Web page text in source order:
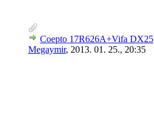
Coepto 17R626A+Vifa DX25
Megaymir, 2013. 01. 25., 20:35